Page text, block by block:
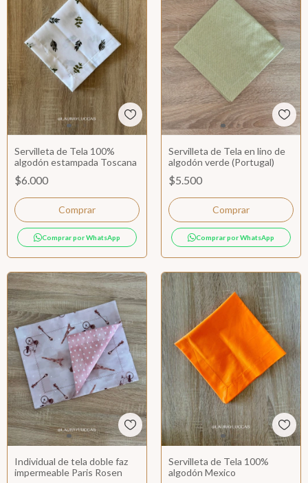
Servilleta de Tela 100%
algodón estampada Toscana
$6.000
Comprar por WhatsApp
Servilleta de Tela en lino de
algodón verde (Portugal)
$5.500
Comprar por WhatsApp
Individual de tela doble faz
impermeable Paris Rosen
Servilleta de Tela 100%
algodón Mexico